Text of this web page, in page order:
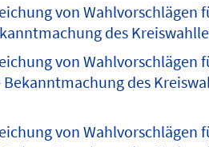
von Wahlvorschlägen
des
von Wahlvorschlägen
des
von Wahlvorschlägen